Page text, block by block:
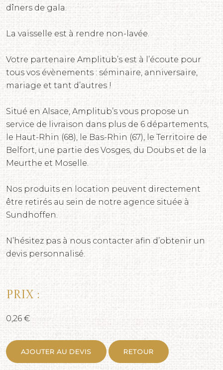
dîners de gala.
La vaisselle est à rendre non-lavée.
Votre partenaire Amplitub’s est à l’écoute pour
tous vos évènements : séminaire, anniversaire,
mariage et tant d’autres !
Situé en Alsace, Amplitub’s vous propose un
service de livraison dans plus de 6 départements,
le Haut-Rhin (68), le Bas-Rhin (67), le Territoire de
Belfort, une partie des Vosges, du Doubs et de la
Meurthe et Moselle.
Nos produits en location peuvent directement
être retirés au sein de notre agence située à
Sundhoffen.
N’hésitez pas à nous contacter afin d’obtenir un
devis personnalisé.
Prix :
0,26 €
AJOUTER AU DEVIS RETOUR